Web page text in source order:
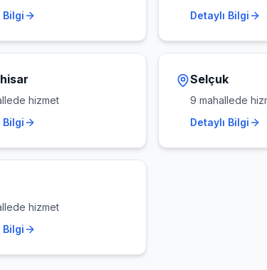
Bilgi
Detaylı Bilgi
hizmet
Bilgi
Selçuk
9 mahallede
Detaylı Bilgi
hizmet
Bilgi